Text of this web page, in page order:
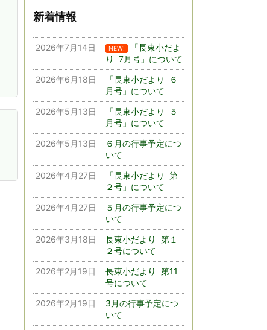
新着情報
2026年7月14日 NEW! 「長東小だよ
り 7月号」について
2026年6月18日
「長東小だより ６
月号」について
2026年5月13日
「長東小だより ５
月号」について
2026年5月13日
６月の行事予定につ
いて
2026年4月27日
「長東小だより 第
２号」について
2026年4月27日
５月の行事予定につ
いて
2026年3月18日
長東小だより 第１
２号について
2026年2月19日
長東小だより 第11
号について
2026年2月19日
3月の行事予定につ
いて